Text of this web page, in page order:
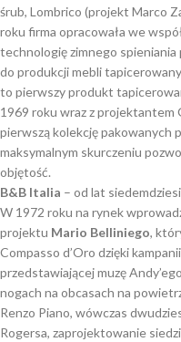
śrub, Lombrico (projekt Marco
roku firma opracowała we
technologię zimnego
do produkcji mebli
to pierwszy produkt
1969 roku wraz z projektantem
pierwszą kolekcję pakowanych
maksymalnym skurczeniu
objętość.
B&B Italia – od lat
W 1972 roku na rynek
projektu Mario Belliniego,
Compasso d’Oro dzięki
przedstawiającej muzę
nogach na obcasach na
Renzo Piano, wówczas
Rogersa, zaprojektowanie